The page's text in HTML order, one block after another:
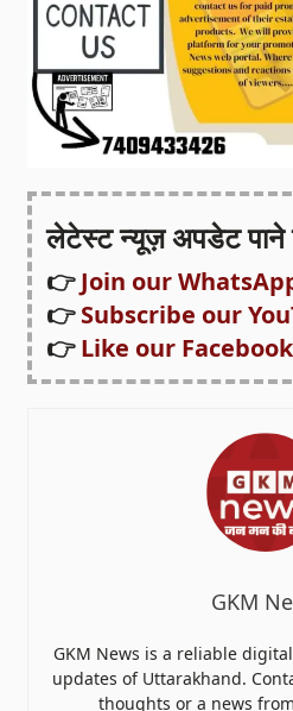
लेटेस्ट न्यूज़ अपडेट पाने
👉Join our
👉Subscribe our
👉Like our
GKM
GKM News is a reliable
updates of Uttarakhand.
thoughts or a news